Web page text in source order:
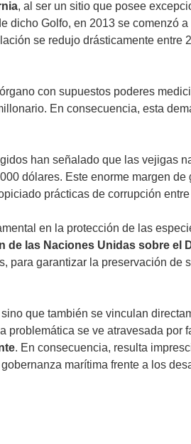
, al ser un sitio que posee
dicho Golfo, en 2013 se comenzó
se redujo drásticamente entre
con supuestos poderes
En consecuencia, esta
han señalado que las vejigas
dólares. Este enorme margen
prácticas de corrupción
en la protección de las
de las Naciones Unidas sobre el
garantizar la preservación de
sino que también se vinculan
se ve atravesada por
. En consecuencia, resulta
marítima frente a los